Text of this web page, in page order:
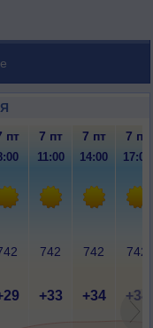
пт 7 пт 7 пт 7 пт
11:00 14:00 17:00
742 742 742
+33 +34 +34